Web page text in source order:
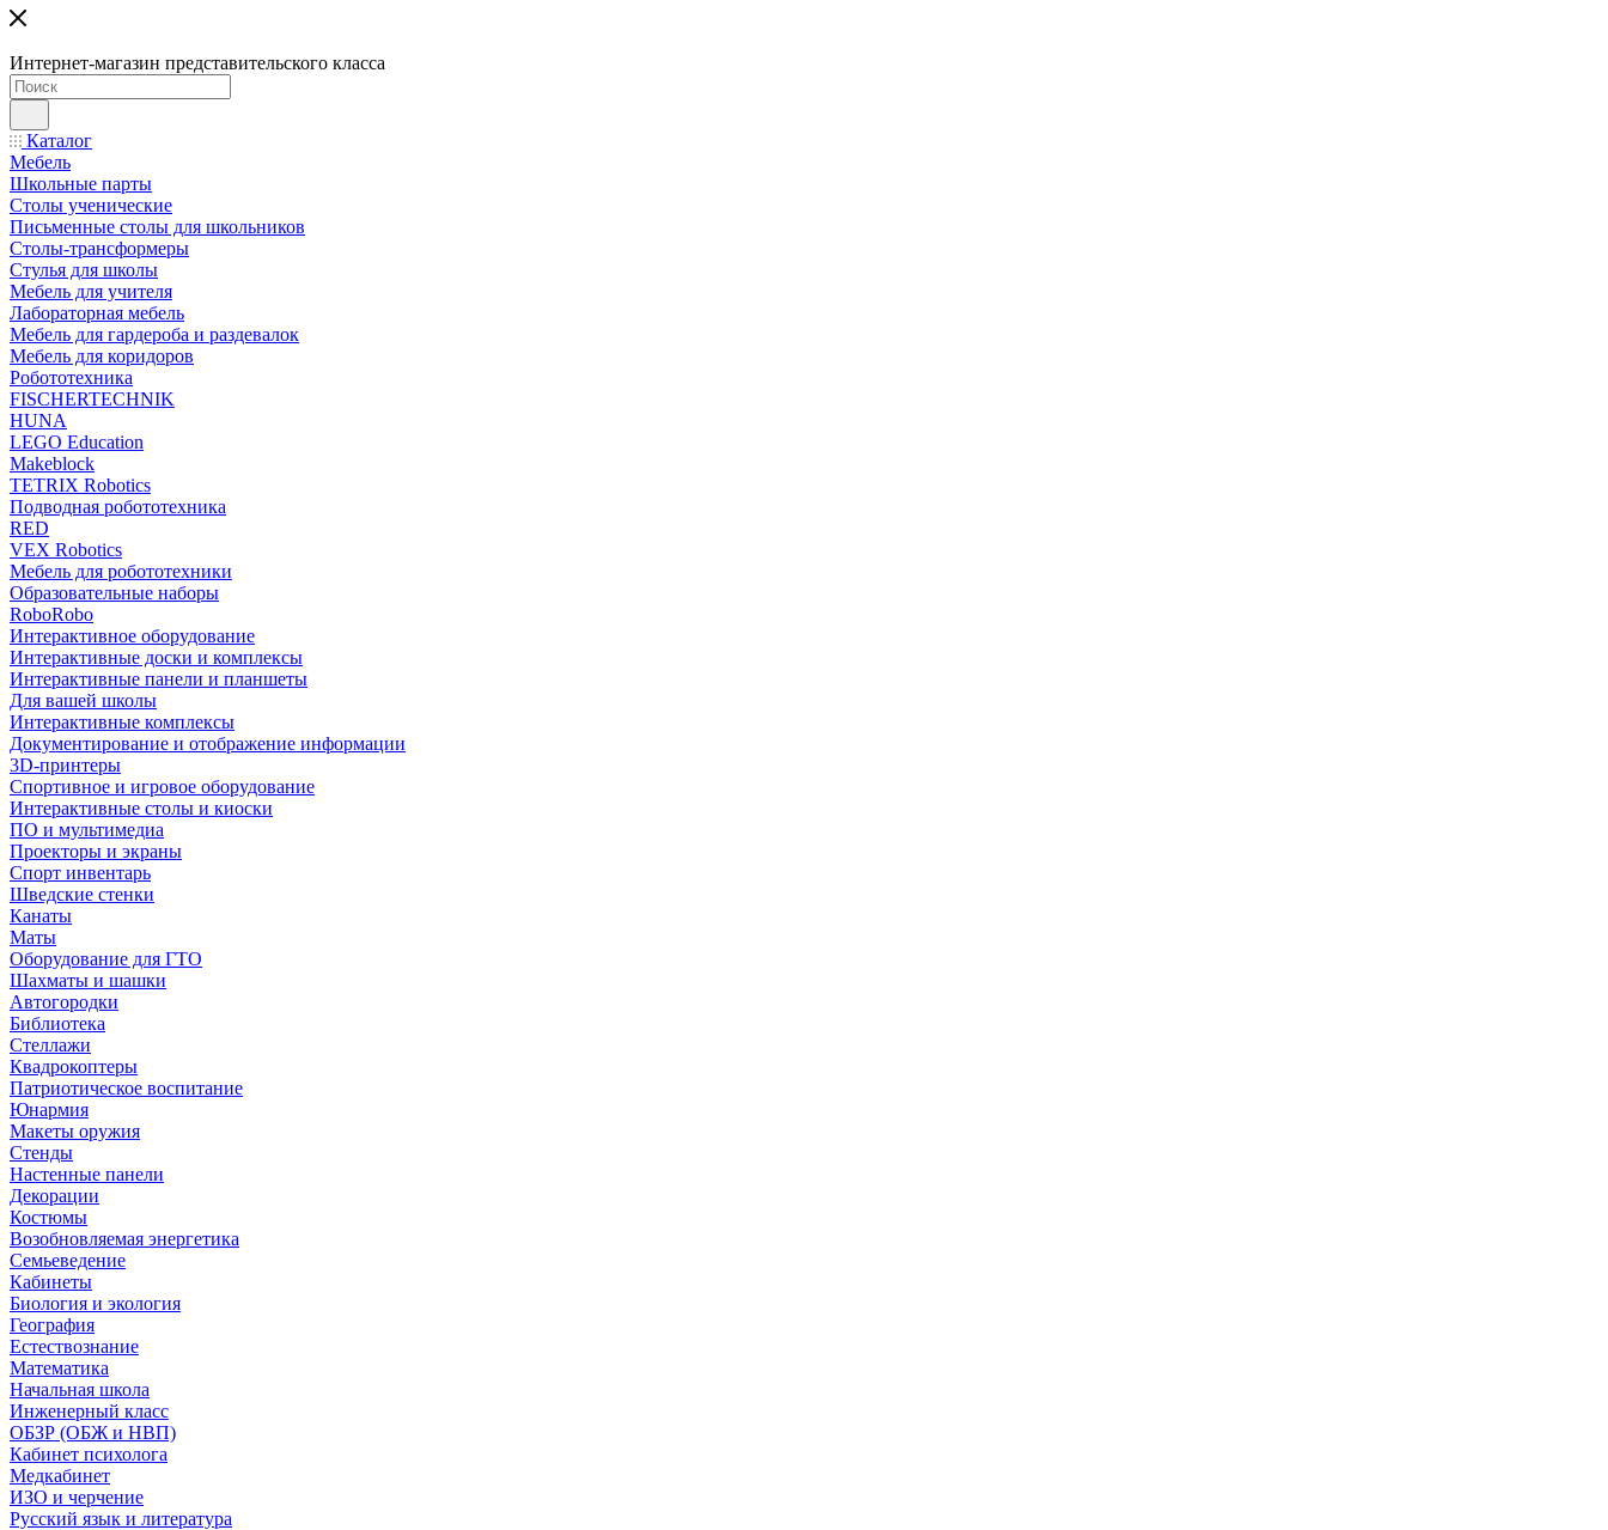
Интернет-магазин представительского класса
Каталог
Мебель
Школьные парты
Столы ученические
Письменные столы для школьников
Столы-трансформеры
Стулья для школы
Мебель для учителя
Лабораторная мебель
Мебель для гардероба и раздевалок
Мебель для коридоров
Робототехника
FISCHERTECHNIK
HUNA
LEGO Education
Makeblock
TETRIX Robotics
Подводная робототехника
RED
VEX Robotics
Мебель для робототехники
Образовательные наборы
RoboRobo
Интерактивное оборудование
Интерактивные доски и комплексы
Интерактивные панели и планшеты
Для вашей школы
Интерактивные комплексы
Документирование и отображение информации
3D-принтеры
Спортивное и игровое оборудование
Интерактивные столы и киоски
ПО и мультимедиа
Проекторы и экраны
Спорт инвентарь
Шведские стенки
Канаты
Маты
Оборудование для ГТО
Шахматы и шашки
Автогородки
Библиотека
Стеллажи
Квадрокоптеры
Патриотическое воспитание
Юнармия
Макеты оружия
Стенды
Настенные панели
Декорации
Костюмы
Возобновляемая энергетика
Семьеведение
Кабинеты
Биология и экология
География
Естествознание
Математика
Начальная школа
Инженерный класс
ОБЗР (ОБЖ и НВП)
Кабинет психолога
Медкабинет
ИЗО и черчение
Русский язык и литература